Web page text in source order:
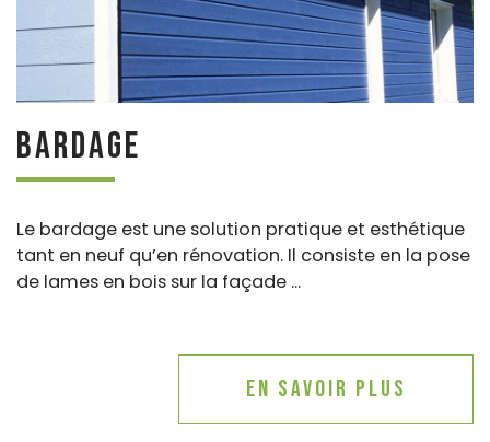
Bardage
Le bardage est une solution pratique et esthétique
tant en neuf qu’en rénovation. Il consiste en la pose
de lames en bois sur la façade ...
En savoir plus